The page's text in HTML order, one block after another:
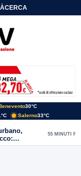
CERCA
30°C
Salerno33°C
uno
55 MINUTI FA